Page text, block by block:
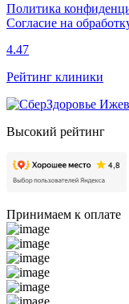
Политика
Согласие на
4.47
Рейтинг клиники
Высокий рейтинг
Принимаем к оплате